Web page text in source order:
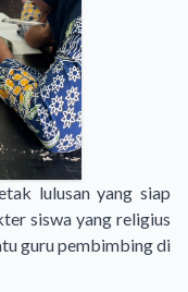
lulusan yang siap
siswa yang religius
guru pembimbing di